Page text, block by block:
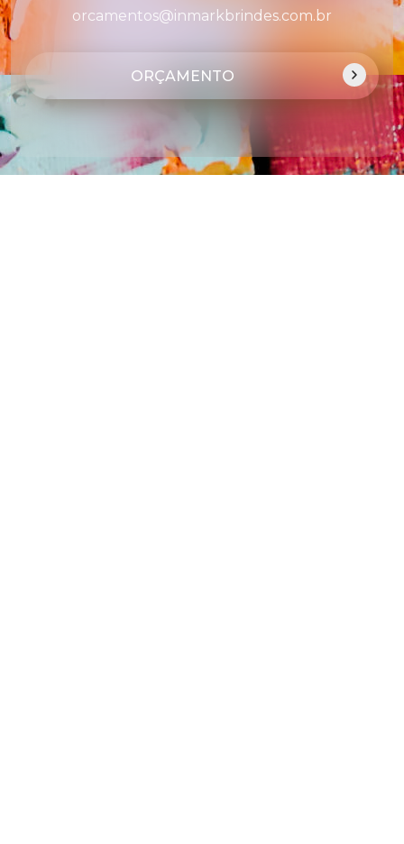
orcamentos@inmarkbrindes.com.br
ORÇAMENTO